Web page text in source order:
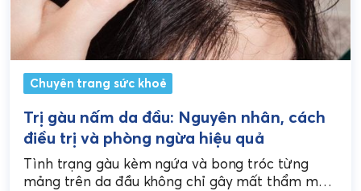
Chuyên trang sức khoẻ
Trị gàu nấm da đầu: Nguyên nhân, cách
điều trị và phòng ngừa hiệu quả
Tình trạng gàu kèm ngứa và bong tróc từng
mảng trên da đầu không chỉ gây mất thẩm mỹ